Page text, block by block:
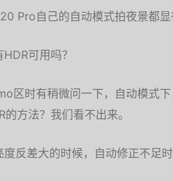
Pro自己的自动模式拍夜景都
可用吗？
区时有稍微问一下，自动模式
方法？我们看不出来。
度反差大的时候，自动修正不足